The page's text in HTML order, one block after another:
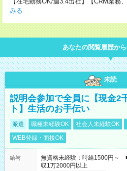
みる
あなたの閲覧履歴か
未読
説明会参加で全員に【現金2
ト】生活のお手伝い
派遣 職種未経験OK 社会人未経験OK
WEB登録・面接OK
給与
無資格未経験：時給1500円
収1万2000円以上